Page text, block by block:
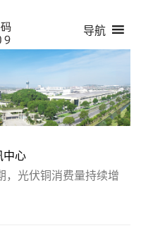
导航
中心
，光伏铜消费量持续增